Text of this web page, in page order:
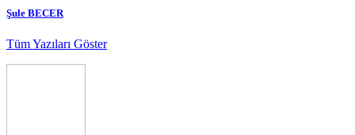
Şule BECER
Tüm Yazıları Göster